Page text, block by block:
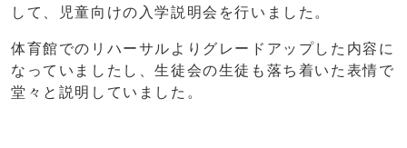
して、児童向けの入学説明会を行いました。
体育館でのリハーサルよりグレードアップした内容に
なっていましたし、生徒会の生徒も落ち着いた表情で
堂々と説明していました。